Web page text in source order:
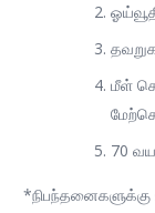
மீள்
70
*நிபந்தனைகளுக்கு